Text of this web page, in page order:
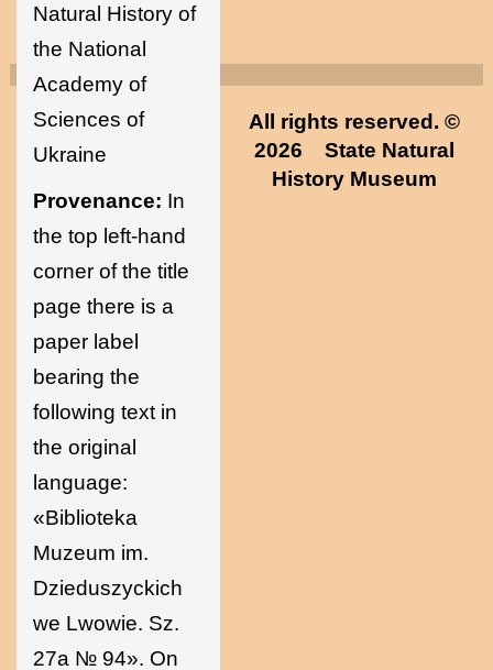
Natural History of
the National
Academy of
Sciences of
Ukraine
Provenance: In
the top left-hand
corner of the title
page there is a
paper label
bearing the
following text in
the original
language:
«Biblioteka
Muzeum im.
Dzieduszyckich
we Lwowie. Sz.
27a № 94». On
All rights reserved. ©
2026 State Natural
History Museum